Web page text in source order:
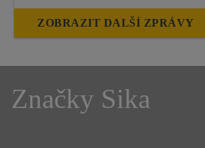
ZOBRAZIT DALŠÍ ZPRÁVY
Značky Sika